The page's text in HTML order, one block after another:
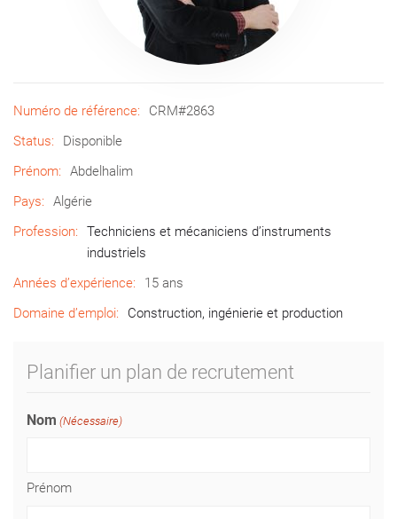
Numéro de référence:
CRM#2863
Status:
Disponible
Prénom:
Abdelhalim
Pays:
Algérie
Profession:
Techniciens et mécaniciens d’instruments
industriels
Années d’expérience:
15 ans
Domaine d’emploi:
Construction, ingénierie et production
Planifier un plan de recrutement
Nom (Nécessaire)
Prénom